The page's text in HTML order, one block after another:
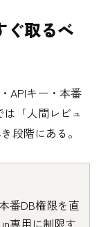
ぐ取るべ
APIキー・本番
「人間レビュ
段階にある。
番DB権限を直
専用に制限す